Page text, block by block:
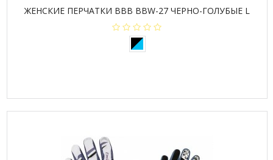
ЖЕНСКИЕ ПЕРЧАТКИ BBB BBW-27 ЧЕРНО-ГОЛУБЫЕ L